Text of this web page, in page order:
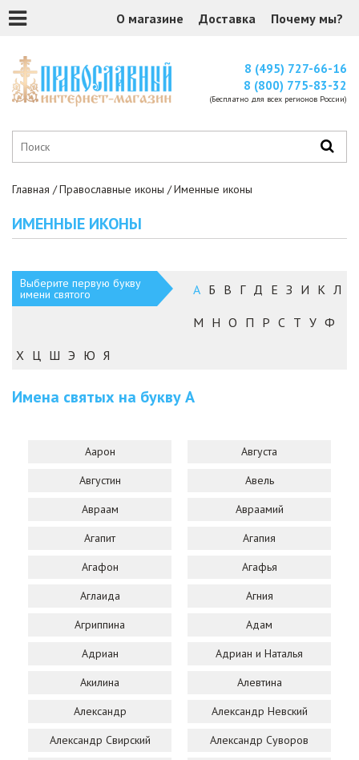
О магазине Доставка Почему мы?
8 (495) 727-66-16
8 (800) 775-83-32
(Бесплатно для всех регионов России)
Главная Православные иконы Именные иконы
ИМЕННЫЕ ИКОНЫ
Выберите первую букву
имени святого А Б В Г Д Е З И К Л
М Н О П Р С Т У Ф
Х Ц Ш Э Ю Я
Имена святых на буквуА
Аарон
Августа
Августин
Авель
Авраам
Авраамий
Агапит
Агапия
Агафон
Агафья
Аглаида
Агния
Агриппина
Адам
Адриан
Адриан и Наталья
Акилина
Алевтина
Александр
Александр Невский
Александр Свирский
Александр Суворов